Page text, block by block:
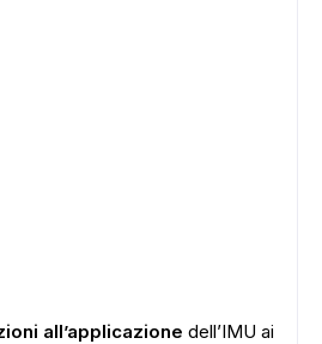
all’applicazione dell’IMU ai